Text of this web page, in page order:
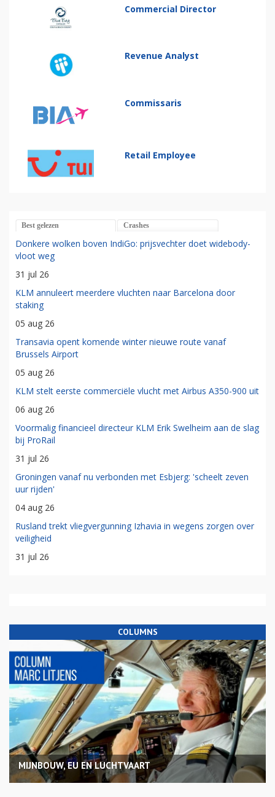
Commercial Director
Revenue Analyst
Commissaris
Retail Employee
Best gelezen Crashes
Donkere wolken boven IndiGo: prijsvechter doet widebody-
vloot weg
31 jul 26
KLM annuleert meerdere vluchten naar Barcelona door
staking
05 aug 26
Transavia opent komende winter nieuwe route vanaf
Brussels Airport
05 aug 26
KLM stelt eerste commerciële vlucht met Airbus A350-900 uit
06 aug 26
Voormalig financieel directeur KLM Erik Swelheim aan de slag
bij ProRail
31 jul 26
Groningen vanaf nu verbonden met Esbjerg: 'scheelt zeven
uur rijden'
04 aug 26
Rusland trekt vliegvergunning Izhavia in wegens zorgen over
veiligheid
31 jul 26
COLUMNS
MIJNBOUW, EU EN LUCHTVAART